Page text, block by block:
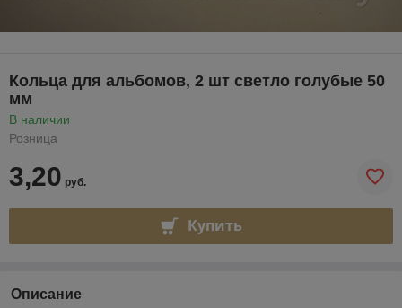
Кольца для альбомов, 2 шт светло голубые 50
мм
В наличии
Розница
3,20 руб.
Купить
Описание